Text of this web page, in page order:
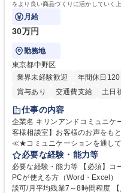
をより良い商品づくりに活かしていく
月給
30万円
勤務地
東京都中野区
業界未経験歓迎
年間休日
賞与あり
交通費支給 土日
仕事の内容
企業名 キリンアンドコミュニケーションズ株
客様相談室】お客様のお声をもとによ
≪★コミュニケーションを通し
お客様のお声をより良い商品づ
様相談室でのお仕事です。 日々お客様からいただくキリングループへのご
意見を、企業活動に活かしてい
って対応、情報提供するととも
必要な経験・能力等
必要な経験・能力等 【必須】コ
PCが使える方（Word・Excel
談可/月平均残業7～8時間程度 【入社後の研修】着任から1か月は電話対応